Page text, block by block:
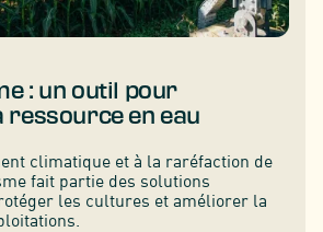
: un outil pour
en eau
climatique et à la raréfaction de
fait partie des solutions
les cultures et améliorer la